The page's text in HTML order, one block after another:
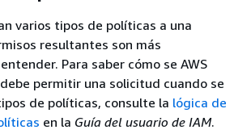
varios tipos de políticas a una
resultantes son más
Para saber cómo se AWS
permitir una solicitud cuando se
de políticas, consulte la lógica de
en la Guía del usuario de IAM.